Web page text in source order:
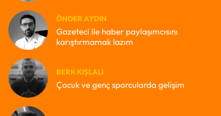
ÖNDER AYDIN
Gazeteci ile haber paylaşımcısını
karıştırmamak lazım
BERK KIŞLALI
Çocuk ve genç sporcularda gelişim